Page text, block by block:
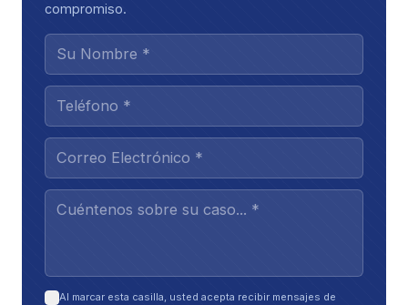
compromiso.
Al marcar esta casilla, usted acepta recibir mensajes de